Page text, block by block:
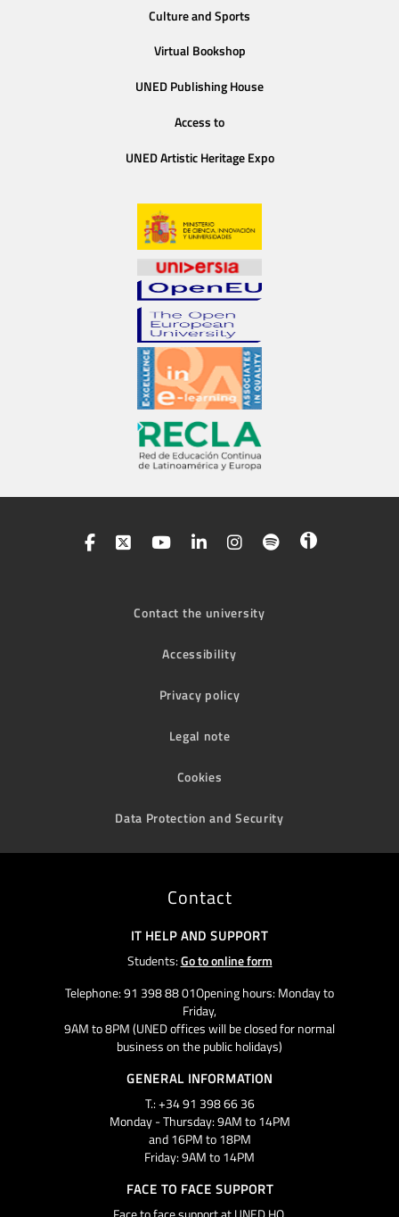
Culture and Sports
Virtual Bookshop
UNED Publishing House
Access to
UNED Artistic Heritage Expo
Contact the university
Accessibility
Privacy policy
Legal note
Cookies
Data Protection and Security
Contact
IT HELP AND SUPPORT
Students:Go to online form
Telephone: 91 398 88 01Opening hours: Monday to
Friday,
9AM to 8PM (UNED offices will be closed for normal
business on the public holidays)
GENERAL INFORMATION
T.: +34 91 398 66 36
Monday - Thursday: 9AM to 14PM
and 16PM to 18PM
Friday: 9AM to 14PM
FACE TO FACE SUPPORT